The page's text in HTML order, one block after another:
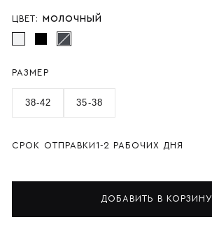
ЦВЕТ: МОЛОЧНЫЙ
РАЗМЕР
38-42 35-38
СРОК ОТПРАВКИ 1-2 РАБОЧИХ ДНЯ
ДОБАВИТЬ В КОРЗИНУ